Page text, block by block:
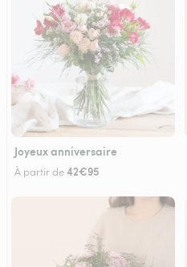
Joyeux anniversaire
À partir de42€95